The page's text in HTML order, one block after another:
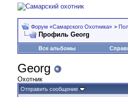
Форум «Самарского Охотника» >
Профиль Georg
Все альбомы
Georg
Охотник
Отправить сообщение